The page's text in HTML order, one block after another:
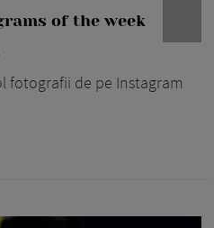
of the week
fotografii de pe Instagram